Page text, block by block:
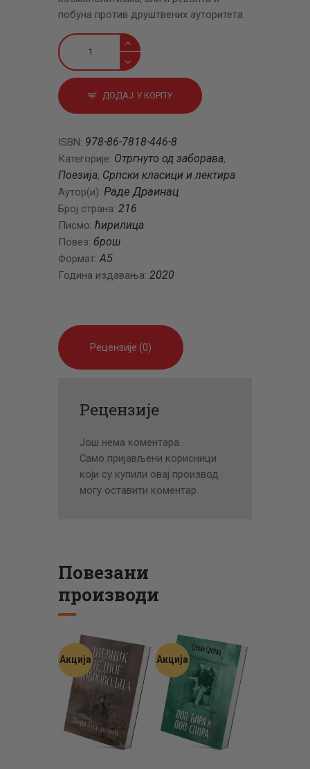
побуна против друштвених ауторитета.
Песме
количина
ДОДАЈ У КОРПУ
ISBN: 978-86-7818-446-8
Категорије: Отргнуто од заборава,
Поезија, Српски класици и лектира
Аутор(и): Раде Драинац
Број страна: 216
Писмо: ћирилица
Повез: брош
Формат:A5
Година издавања: 2020
Рецензије (0)
Рецензије
Још нема коментара.
Само пријављени корисници
који су купили овај производ
могу оставити коментар.
Повезани
производи
Акција Акција